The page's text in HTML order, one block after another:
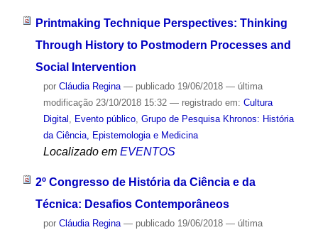
Printmaking Technique Perspectives: Thinking
Through History to Postmodern Processes and
Social Intervention
por Cláudia Regina — publicado19/06/2018 — última
modificação23/10/2018 15:32 — registrado em: Cultura
Digital , Evento público, Grupo de Pesquisa Khronos: História
da Ciência, Epistemologia e Medicina
Localizado em EVENTOS
2º Congresso de História da Ciência e da
Técnica: Desafios Contemporâneos
por Cláudia Regina — publicado19/06/2018 — última